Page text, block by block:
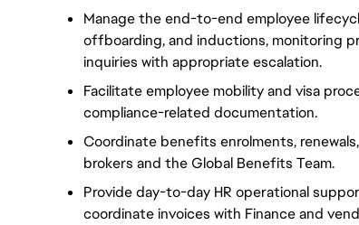
Manage the end-to-end employee
offboarding, and inductions, monitoring
inquiries with appropriate escalation.
Facilitate employee mobility and visa
compliance-related documentation.
Coordinate benefits enrolments,
brokers and the Global Benefits Team.
Provide day-to-day HR operational
coordinate invoices with Finance and